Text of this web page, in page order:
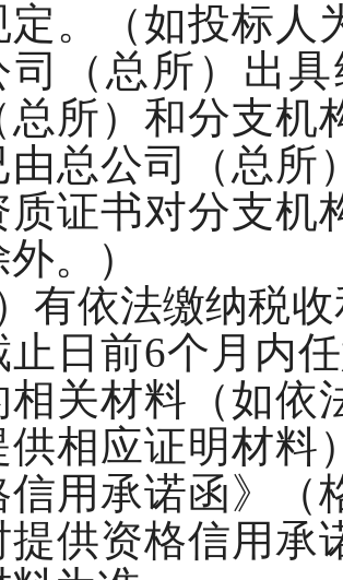
定。（如投标人
司（总所）出
总所）和分支机
由总公司（总所
质证书对分支机
。）
有依法缴纳税
止日前6个月内
相关材料（如依
供相应证明材料
信用承诺函》（
提供资格信用承